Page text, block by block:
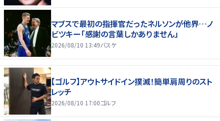
マブスで最初の指揮官だったネルソンが他界…ノ
ビツキー「感謝の言葉しかありません」
2026/08/10 13:49バスケ
【ゴルフ】アウトサイドイン撲滅！簡単肩周りのスト
レッチ
2026/08/10 17:00ゴルフ